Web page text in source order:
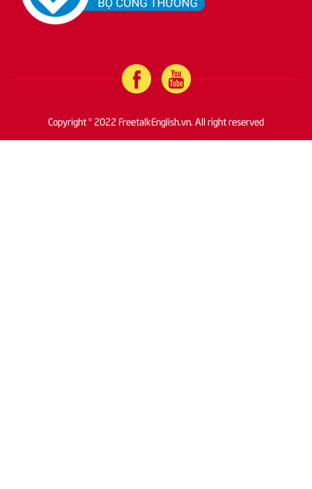
Copyright © 2022 FreetalkEnglish.vn. All right reserved
Copyright